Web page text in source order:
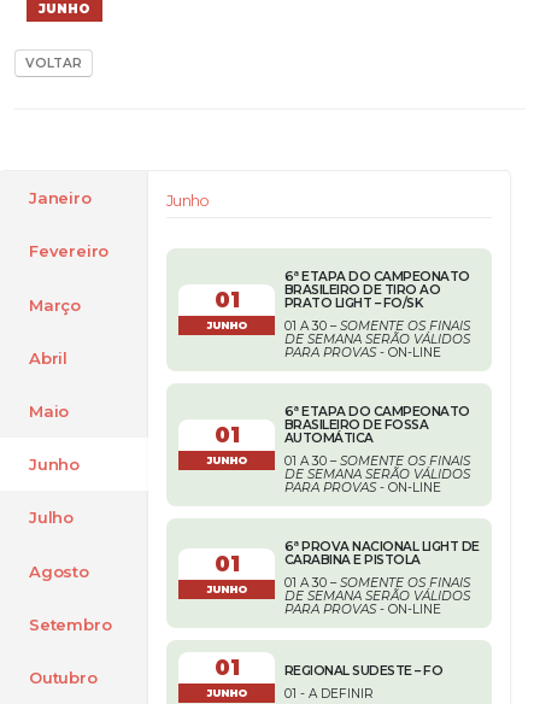
JUNHO
VOLTAR
Janeiro
Fevereiro
Março
Abril
Maio
Junho
Julho
Agosto
Setembro
Outubro
Junho
01
JUNHO
6ª ETAPA DO CAMPEONATO
BRASILEIRO DE TIRO AO
PRATO LIGHT – FO/SK
01 A 30 –SOMENTE OS FINAIS
DE SEMANA SERÃO VÁLIDOS
PARA PROVAS - ON-LINE
01
JUNHO
6ª ETAPA DO CAMPEONATO
BRASILEIRO DE FOSSA
AUTOMÁTICA
01 A 30 –SOMENTE OS FINAIS
DE SEMANA SERÃO VÁLIDOS
PARA PROVAS - ON-LINE
01
JUNHO
6ª PROVA NACIONAL LIGHT DE
CARABINA E PISTOLA
01 A 30 –SOMENTE OS FINAIS
DE SEMANA SERÃO VÁLIDOS
PARA PROVAS - ON-LINE
01
JUNHO
REGIONAL SUDESTE – FO
01 - A DEFINIR